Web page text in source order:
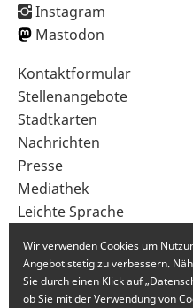
Instagram
Mastodon
Sekundärnavigation
im
Fußbereich
Kontaktformular
Stellenangebote
Stadtkarten
Nachrichten
Presse
Mediathek
Leichte Sprache
Wir verwenden Cookies um
Angebot stetig zu verbessern.
Sie durch einen Klick auf
ob Sie mit der Verwendung von